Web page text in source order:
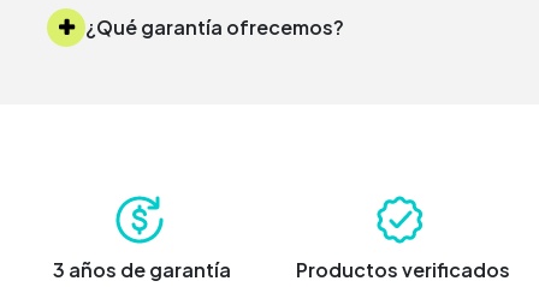
¿Qué garantía ofrecemos?
3 años de garantía Productos verificados